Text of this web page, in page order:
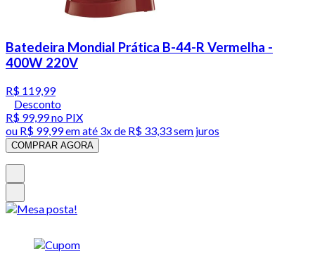
Batedeira Mondial Prática B-44-R Vermelha -
400W 220V
R$ 119,99
Desconto
R$ 99,99no PIX
ou R$ 99,99em até 3x de R$ 33,33 sem juros
COMPRAR AGORA